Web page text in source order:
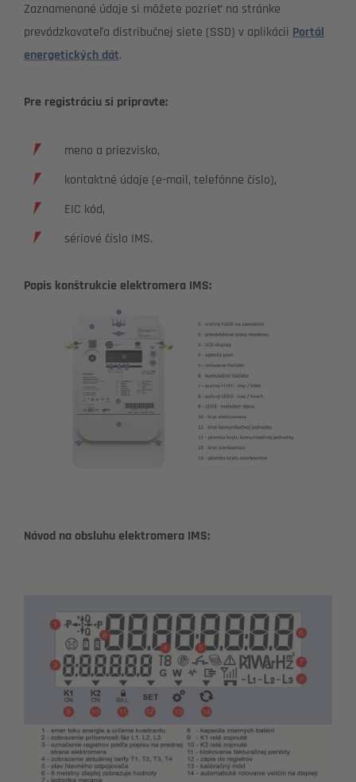
Zaznamenané údaje si môžete pozrieť na stránke
prevádzkovateľa distribučnej siete (SSD) v aplikácii Portál
energetických dát.
Pre registráciu si pripravte:
meno a priezvisko,
kontaktné údaje (e-mail, telefónne číslo),
EIC kód,
sériové číslo IMS.
Popis konštrukcie elektromera IMS:
Návod na obsluhu elektromera IMS: